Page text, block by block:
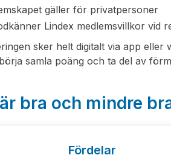
gäller för privatpersoner
Lindex medlemsvillkor vid
sker helt digitalt via app
samla poäng och ta del av
bra och mindre
Fördelar